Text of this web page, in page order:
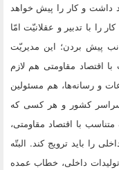
داشت و کار را پیش خواهد
را با تدبیر و عقلانیّت امّا
پیش بردن؛ این مدیریّت
اقتصاد مقاومتى هم لازم
و رسانه‌ها، هم مسئولین
سراسر کشور و هر کسى که
با اقتصاد مقاومتى،
را باید ترویج کند. البتّه
داخلى، خطاب عمده